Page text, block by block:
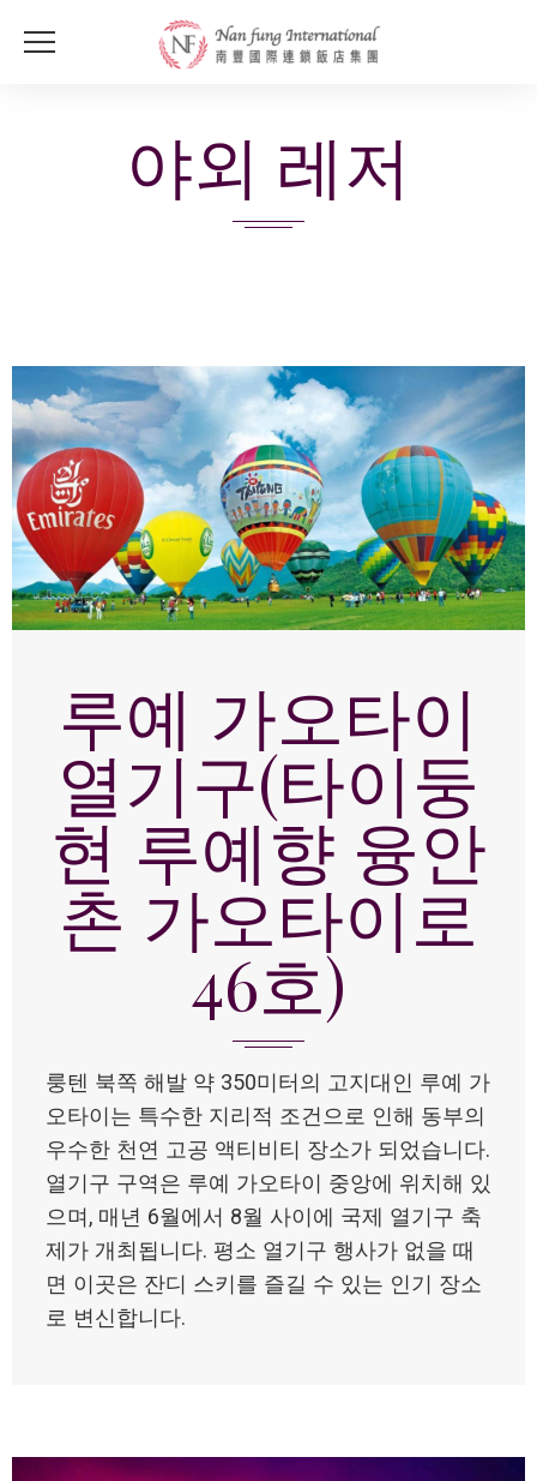
야외 레저
루예 가오타이
열기구(타이둥
현 루예향 융안
촌 가오타이로
46호)
룽텐 북쪽 해발 약 350미터의 고지대인 루예 가
오타이는 특수한 지리적 조건으로 인해 동부의
우수한 천연 고공 액티비티 장소가 되었습니다.
열기구 구역은 루예 가오타이 중앙에 위치해 있
으며, 매년 6월에서 8월 사이에 국제 열기구 축
제가 개최됩니다. 평소 열기구 행사가 없을 때
면 이곳은 잔디 스키를 즐길 수 있는 인기 장소
로 변신합니다.